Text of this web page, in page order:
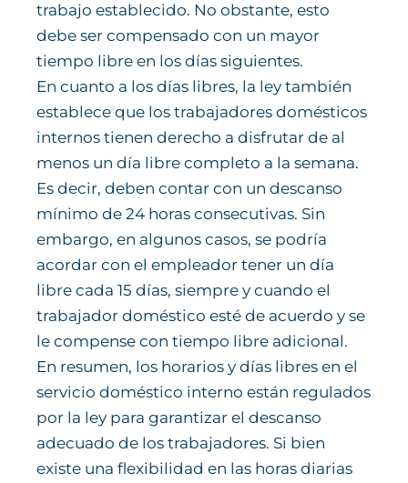
trabajo establecido. No obstante, esto
debe ser compensado con un mayor
tiempo libre en los días siguientes.
En cuanto a los días libres, la ley también
establece que los trabajadores domésticos
internos tienen derecho a disfrutar de al
menos un día libre completo a la semana.
Es decir, deben contar con un descanso
mínimo de 24 horas consecutivas. Sin
embargo, en algunos casos, se podría
acordar con el empleador tener un día
libre cada 15 días, siempre y cuando el
trabajador doméstico esté de acuerdo y se
le compense con tiempo libre adicional.
En resumen, los horarios y días libres en el
servicio doméstico interno están regulados
por la ley para garantizar el descanso
adecuado de los trabajadores. Si bien
existe una flexibilidad en las horas diarias